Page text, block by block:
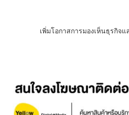
เพิ่มโอกาสการมองเห็นธุรกิจ